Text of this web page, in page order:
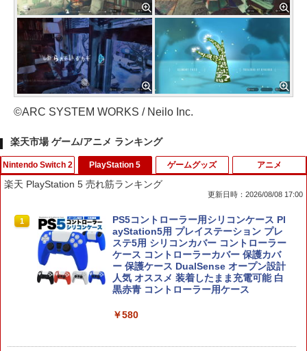
©ARC SYSTEM WORKS / Neilo Inc.
楽天市場 ゲーム/アニメ ランキング
Nintendo Switch 2
1
任天堂 【Switch2】ゼノブレイド ディフ
ィニティブ・エディション Nintendo S
witch 2 Edition [NXS-P-AUBQB NSW2
ゼノブレイド ディフィニティブ エディ
ション]
￥6,810
PlayStation 5
楽天 PlayStation 5 売れ筋ランキング
更新日時：2026/08/08 17:00
1
PS5コントローラー用シリコンケース Pl
ayStation5用 プレイステーション プレ
ステ5用 シリコンカバー コントローラー
ケース コントローラーカバー 保護カバ
ー 保護ケース DualSense オープン設計
人気 オススメ 装着したまま充電可能 白
黒赤青 コントローラー用ケース
￥580
ゲームグッズ アニメ